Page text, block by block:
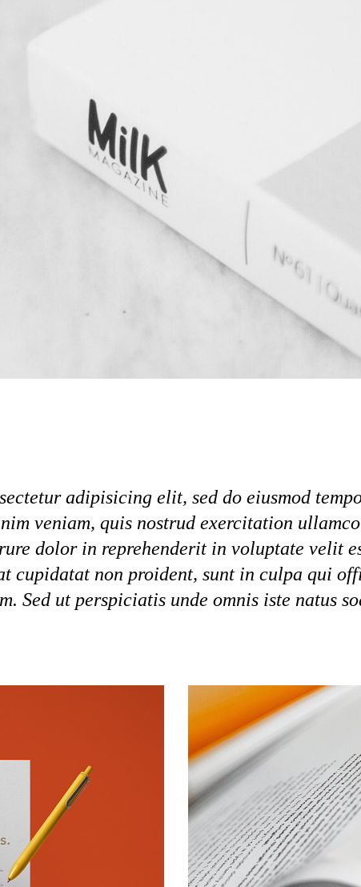
adipisicing elit, sed do eiusmod
veniam, quis nostrud exercitation
dolor in reprehenderit in voluptate velit
cupidatat non proident, sunt in culpa qui
Sed ut perspiciatis unde omnis iste natus